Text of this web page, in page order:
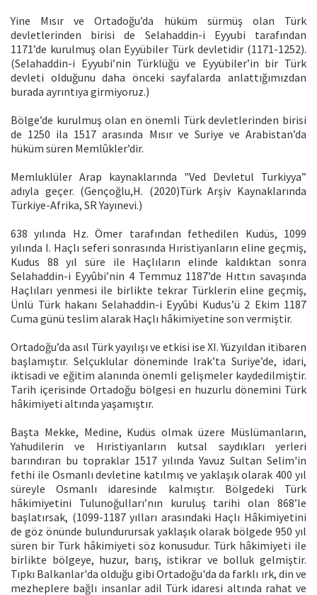
Yine Mısır ve Ortadoğu’da hüküm sürmüş olan Türk
devletlerinden birisi de Selahaddin-i Eyyubi tarafından
1171’de kurulmuş olan Eyyübiler Türk devletidir (1171-1252).
(Selahaddin-i Eyyubi’nin Türklüğü ve Eyyübiler’in bir Türk
devleti olduğunu daha önceki sayfalarda anlattığımızdan
burada ayrıntıya girmiyoruz.)
Bölge’de kurulmuş olan en önemli Türk devletlerinden birisi
de 1250 ila 1517 arasında Mısır ve Suriye ve Arabistan’da
hüküm süren Memlûkler’dir.
Memluklüler Arap kaynaklarında "Ved Devletul Turkiyya”
adıyla geçer. (Gençoğlu,H. (2020)Türk Arşiv Kaynaklarında
Türkiye-Afrika, SR Yayınevi.)
638 yılında Hz. Ömer tarafından fethedilen Kudüs, 1099
yılında I. Haçlı seferi sonrasında Hıristiyanların eline geçmiş,
Kudus 88 yıl süre ile Haçlıların elinde kaldıktan sonra
Selahaddin-i Eyyûbi’nin 4 Temmuz 1187’de Hıttın savaşında
Haçlıları yenmesi ile birlikte tekrar Türklerin eline geçmiş,
Ünlü Türk hakanı Selahaddin-i Eyyûbi Kudus’ü 2 Ekim 1187
Cuma günü teslim alarak Haçlı hâkimiyetine son vermiştir.
Ortadoğu’da asıl Türk yayılışı ve etkisi ise XI. Yüzyıldan itibaren
başlamıştır. Selçuklular döneminde Irak’ta Suriye’de, idari,
iktisadi ve eğitim alanında önemli gelişmeler kaydedilmiştir.
Tarih içerisinde Ortadoğu bölgesi en huzurlu dönemini Türk
hâkimiyeti altında yaşamıştır.
Başta Mekke, Medine, Kudüs olmak üzere Müslümanların,
Yahudilerin ve Hıristiyanların kutsal saydıkları yerleri
barındıran bu topraklar 1517 yılında Yavuz Sultan Selim'in
fethi ile Osmanlı devletine katılmış ve yaklaşık olarak 400 yıl
süreyle Osmanlı idaresinde kalmıştır. Bölgedeki Türk
hâkimiyetini Tulunoğulları’nın kuruluş tarihi olan 868’le
başlatırsak, (1099-1187 yılları arasındaki Haçlı Hâkimiyetini
de göz önünde bulundurursak yaklaşık olarak bölgede 950 yıl
süren bir Türk hâkimiyeti söz konusudur. Türk hâkimiyeti ile
birlikte bölgeye, huzur, barış, istikrar ve bolluk gelmiştir.
Tıpkı Balkanlar'da olduğu gibi Ortadoğu'da da farklı ırk, din ve
mezheplere bağlı insanlar adil Türk idaresi altında rahat ve